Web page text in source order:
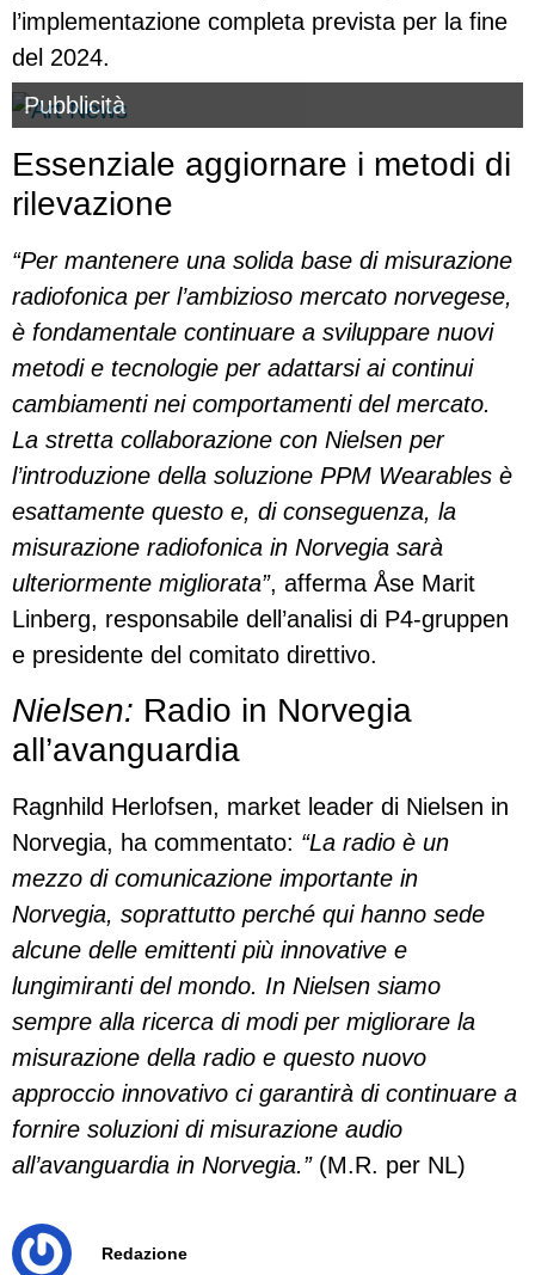
l’implementazione completa prevista per la fine
del 2024.
Pubblicità
Essenziale aggiornare i metodi di
rilevazione
“Per mantenere una solida base di misurazione
radiofonica per l’ambizioso mercato norvegese,
è fondamentale continuare a sviluppare nuovi
metodi e tecnologie per adattarsi ai continui
cambiamenti nei comportamenti del mercato.
La stretta collaborazione con Nielsen per
l’introduzione della soluzione PPM Wearables è
esattamente questo e, di conseguenza, la
misurazione radiofonica in Norvegia sarà
ulteriormente migliorata”, afferma Åse Marit
Linberg, responsabile dell’analisi di P4-gruppen
e presidente del comitato direttivo.
Nielsen: Radio in Norvegia
all’avanguardia
Ragnhild Herlofsen, market leader di Nielsen in
Norvegia, ha commentato: “La radio è un
mezzo di comunicazione importante in
Norvegia, soprattutto perché qui hanno sede
alcune delle emittenti più innovative e
lungimiranti del mondo. In Nielsen siamo
sempre alla ricerca di modi per migliorare la
misurazione della radio e questo nuovo
approccio innovativo ci garantirà di continuare a
fornire soluzioni di misurazione audio
all’avanguardia in Norvegia.” (M.R. per NL)
Redazione